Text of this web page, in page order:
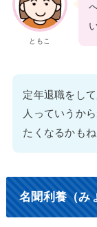
ともこ
定年退職をし
人っていうか
たくなるかもね
名聞利養（み